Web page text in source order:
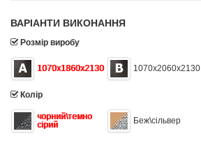
ВАРІАНТИ ВИКОНАННЯ
Розмір виробу
1070х1860х2130 1070х2060х2130
Колір
чорний\темно
сірий
Беж\сільвер